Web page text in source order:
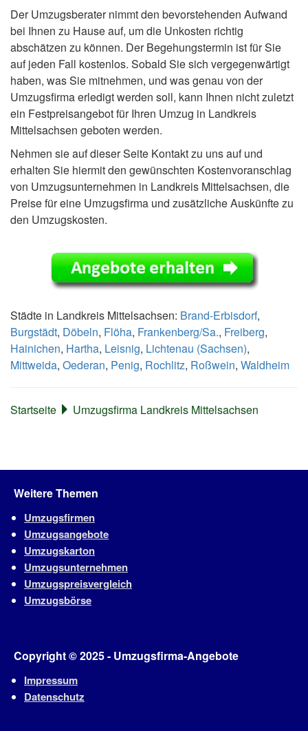
Der Umzugsberater nimmt den bevorstehenden Aufwand
bei Ihnen zu Hause auf, um die Unkosten richtig
abschätzen zu können. Der Begehungstermin ist für Sie
auf jeden Fall kostenlos. Sobald Sie sich vergegenwärtigt
haben, was Sie mitnehmen, und was genau von der
Umzugsfirma erledigt werden soll, kann Ihnen nicht zuletzt
ein Festpreisangebot für Ihren Umzug in Landkreis
Mittelsachsen geboten werden.
Nehmen sie auf dieser Seite Kontakt zu uns auf und
erhalten Sie hiermit den gewünschten Kostenvoranschlag
von Umzugsunternehmen in Landkreis Mittelsachsen, die
Preise für eine Umzugsfirma und zusätzliche Auskünfte zu
den Umzugskosten.
Städte in Landkreis Mittelsachsen: Brand-Erbisdorf,
Burgstädt, Döbeln, Flöha, Frankenberg/Sa., Freiberg,
Hainichen, Hartha, Leisnig, Lichtenau (Sachsen),
Mittweida, Oederan, Penig, Rochlitz, Roßwein, Waldheim
Startseite Umzugsfirma Landkreis Mittelsachsen
Weitere Themen
Umzugsfirmen
Umzugsangebote
Umzugskarton
Umzugsunternehmen
Umzugspreisvergleich
Umzugsbörse
Copyright © 2025 - Umzugsfirma-Angebote
Impressum
Datenschutz